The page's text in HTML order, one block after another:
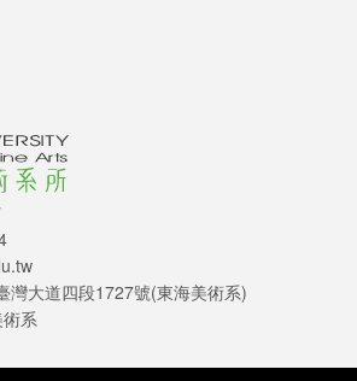
灣大道四段1727號(東海美術系)
系